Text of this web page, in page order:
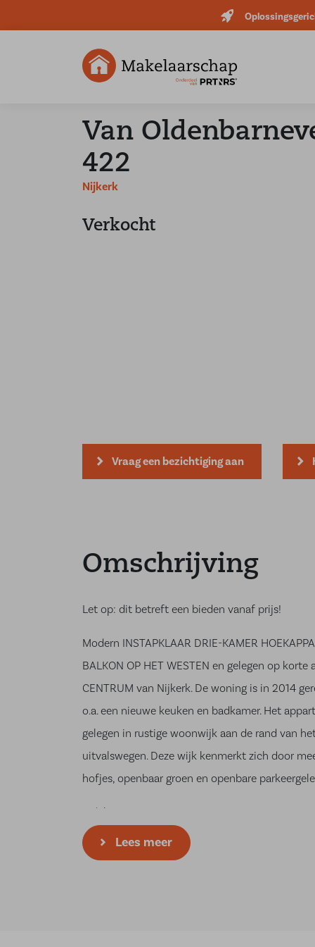
Van
422
Nijkerk
Verkocht
Vraag een bezichtiging aan
Omschrijving
Let op: dit betreft een bieden vanaf prijs!
Modern INSTAPKLAAR DRIE-KAMER
BALKON OP HET WESTEN en gelegen op
CENTRUM van Nijkerk. De woning is in 2014
o.a. een nieuwe keuken en badkamer. Het
gelegen in rustige woonwijk aan de rand van
uitvalswegen. Deze wijk kenmerkt zich door
hofjes, openbaar groen en openbare
Indeling:
Begane grond:
Lees meer